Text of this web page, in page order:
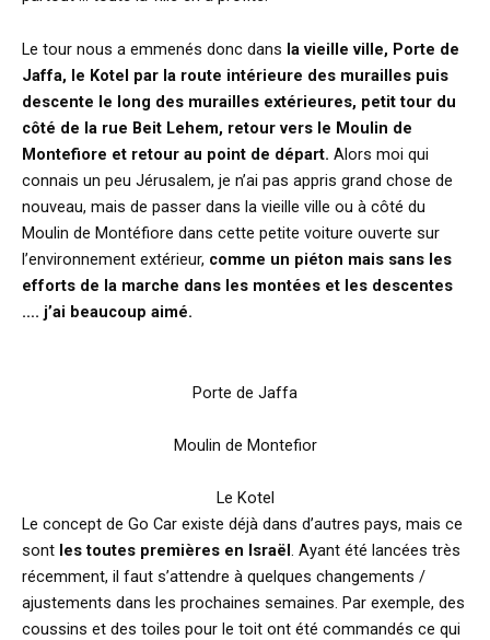
Le tour nous a emmenés donc dans la vieille ville, Porte de
Jaffa, le Kotel par la route intérieure des murailles puis
descente le long des murailles extérieures, petit tour du
côté de la rue Beit Lehem, retour vers le Moulin de
Montefiore et retour au point de départ. Alors moi qui
connais un peu Jérusalem, je n’ai pas appris grand chose de
nouveau, mais de passer dans la vieille ville ou à côté du
Moulin de Montéfiore dans cette petite voiture ouverte sur
l’environnement extérieur, comme un piéton mais sans les
efforts de la marche dans les montées et les descentes
…. j’ai beaucoup aimé.
Porte de Jaffa
Moulin de Montefior
Le Kotel
Le concept de Go Car existe déjà dans d’autres pays, mais ce
sont les toutes premières en Israël. Ayant été lancées très
récemment, il faut s’attendre à quelques changements /
ajustements dans les prochaines semaines. Par exemple, des
coussins et des toiles pour le toit ont été commandés ce qui